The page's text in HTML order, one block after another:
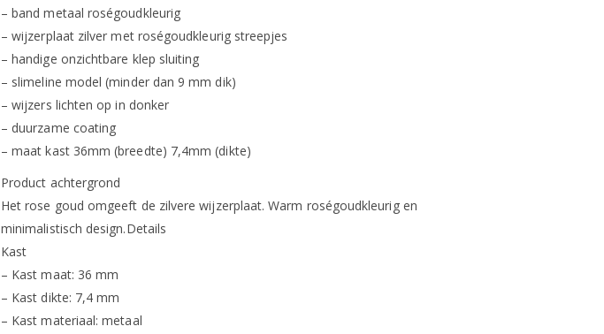
– band metaal roségoudkleurig
– wijzerplaat zilver met roségoudkleurig streepjes
– handige onzichtbare klep sluiting
– slimeline model (minder dan 9 mm dik)
– wijzers lichten op in donker
– duurzame coating
– maat kast 36mm (breedte) 7,4mm (dikte)
Product achtergrond
Het rose goud omgeeft de zilvere wijzerplaat. Warm roségoudkleurig en
minimalistisch design.Details
Kast
– Kast maat: 36 mm
– Kast dikte: 7,4 mm
– Kast materiaal: metaal